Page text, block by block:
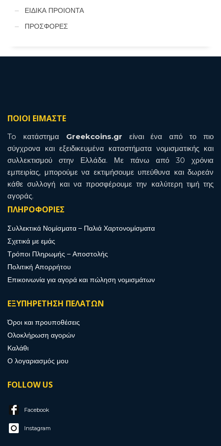
ΕΙΔΙΚΑ ΠΡΟΙΟΝΤΑ
ΠΡΟΣΦΟΡΕΣ
ΠΟΙΟΙ ΕΙΜΑΣΤΕ
To κατάστημα Greekcoins.gr είναι ένα από το πιο
σύγχρονα και εξειδικευμένα καταστήματα νομισματικής και
συλλεκτισμού στην Ελλάδα. Με πάνω από 30 χρόνια
εμπειρίας, μπορούμε να εκτιμήσουμε υπεύθυνα και δωρεάν
κάθε συλλογή και να προσφέρουμε την καλύτερη τιμή της
αγοράς.
ΠΛΗΡΟΦΟΡΙΕΣ
Συλλεκτικά Νομίσματα – Παλιά Χαρτονομίσματα
Σχετικά με εμάς
Τρόποι Πληρωμής – Αποστολής
Πολιτική Απορρήτου
Επικοινωνία για αγορά και πώληση νομισμάτων
ΕΞΥΠΗΡΕΤΗΣΗ ΠΕΛΑΤΩΝ
Όροι και προυποθέσεις
Ολοκλήρωση αγορών
Καλάθι
Ο λογαριασμός μου
FOLLOW US
Facebook
Instagram